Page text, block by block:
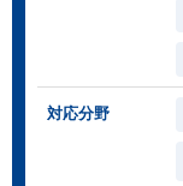
対応分野